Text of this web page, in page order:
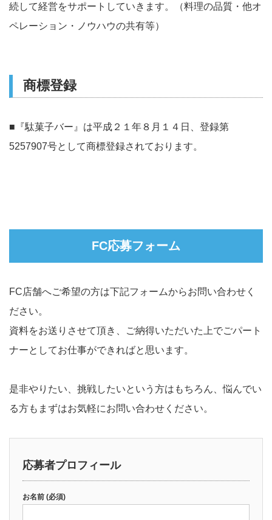
続して経営をサポートしていきます。（料理の品質・他オ
ペレーション・ノウハウの共有等）
商標登録
■『駄菓子バー』は平成２１年８月１４日、登録第
5257907号として商標登録されております。
FC応募フォーム
FC店舗へご希望の方は下記フォームからお問い合わせく
ださい。
資料をお送りさせて頂き、ご納得いただいた上でごパート
ナーとしてお仕事ができればと思います。
是非やりたい、挑戦したいという方はもちろん、悩んでい
る方もまずはお気軽にお問い合わせください。
応募者プロフィール
お名前 (必須)